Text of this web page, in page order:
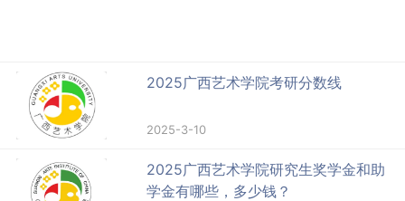
2025广西艺术学院考研分数线
2025-3-10
2025广西艺术学院研究生奖学金和助
学金有哪些，多少钱？